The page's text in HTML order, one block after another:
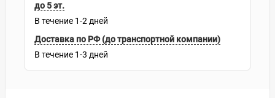
до 5 эт.
В течение 1-2 дней
Доставка по РФ (до транспортной компании)
В течение 1-3 дней